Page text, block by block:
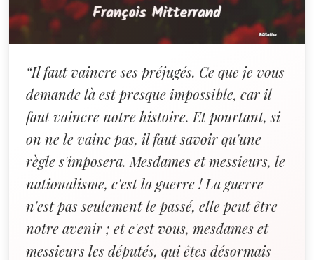
“Il faut vaincre ses préjugés. Ce que je vous
demande là est presque impossible, car il
faut vaincre notre histoire. Et pourtant, si
on ne le vainc pas, il faut savoir qu'une
règle s'imposera. Mesdames et messieurs, le
nationalisme, c'est la guerre ! La guerre
n'est pas seulement le passé, elle peut être
notre avenir ; et c'est vous, mesdames et
messieurs les députés, qui êtes désormais